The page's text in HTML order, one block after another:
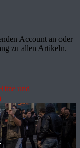
Account an oder
zu allen Artikeln.
und